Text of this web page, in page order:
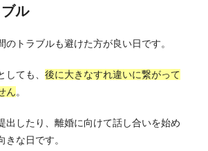
ル
のトラブルも避けた方が良い日です。
ても、 後に大きなすれ違いに繋がって
ん。
出したり、離婚に向けて話し合いを始め
きな日です。